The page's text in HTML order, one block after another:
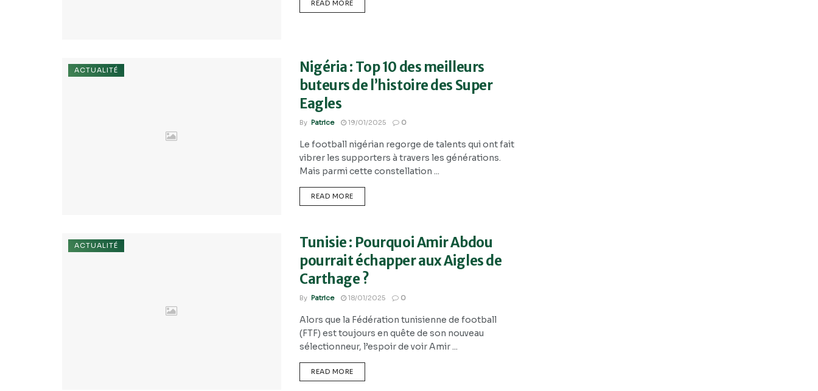
READ MORE
ACTUALITÉ
Nigéria : Top 10 des meilleurs
buteurs de l’histoire des Super
Eagles
By Patrice 19/01/2025 0
Le football nigérian regorge de talents qui ont fait
vibrer les supporters à travers les générations.
Mais parmi cette constellation ...
READ MORE
ACTUALITÉ
Tunisie : Pourquoi Amir Abdou
pourrait échapper aux Aigles de
Carthage ?
By Patrice 18/01/2025 0
Alors que la Fédération tunisienne de football
(FTF) est toujours en quête de son nouveau
sélectionneur, l’espoir de voir Amir ...
READ MORE